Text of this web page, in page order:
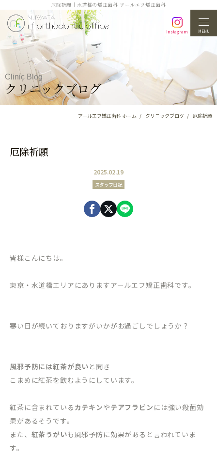
厄除祈願｜水道橋の矯正歯科 アールエフ矯正歯科
Instagram MENU
Clinic Blog
クリニックブログ
アールエフ矯正歯科 ホーム クリニックブログ 厄除祈願
厄除祈願
2025.02.19
スタッフ日記
皆様こんにちは。
東京・水道橋エリアにありますアールエフ矯正歯科です。
寒い日が続いておりますがいかがお過ごしでしょうか？
風邪予防には紅茶が良い と聞き
こまめに紅茶を飲むようにしています。
紅茶に含まれている カテキンやテアフラビン には強い殺菌効
果があるそうです。
また、 紅茶うがいも風邪予防に効果があると言われていま
す。